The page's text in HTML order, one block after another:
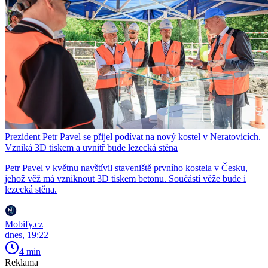
Prezident Petr Pavel se přijel podívat na nový kostel v Neratovicích.
Vzniká 3D tiskem a uvnitř bude lezecká stěna
Petr Pavel v květnu navštívil staveniště prvního kostela v Česku,
jehož věž má vzniknout 3D tiskem betonu. Součástí věže bude i
lezecká stěna.
Mobify.cz
dnes, 19:22
4 min
Reklama